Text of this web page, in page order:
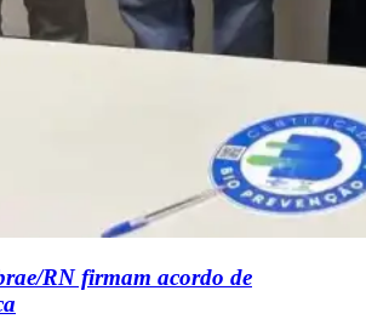
RN firmam acordo de